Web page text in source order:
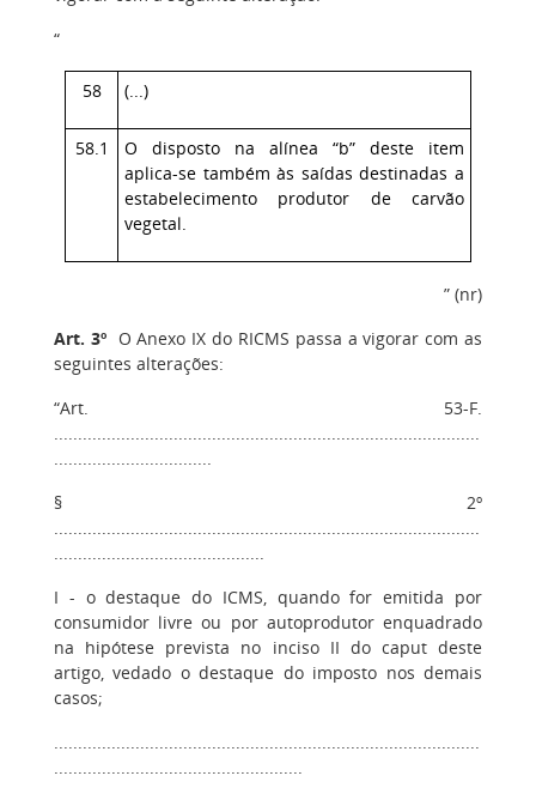
“
58 (...)
58.1
O disposto na alínea “b” deste item
aplica-se também às saídas destinadas a
estabelecimento produtor de carvão
vegetal.
” (nr)
Art. 3ºO Anexo IX do RICMS passa a vigorar com as
seguintes alterações:
“Art. 53-F.
.........................................................................................
.................................
§ 2º
.........................................................................................
............................................
I - o destaque do ICMS, quando for emitida por
consumidor livre ou por autoprodutor enquadrado
na hipótese prevista no inciso II do caput deste
artigo, vedado o destaque do imposto nos demais
casos;
.........................................................................................
....................................................